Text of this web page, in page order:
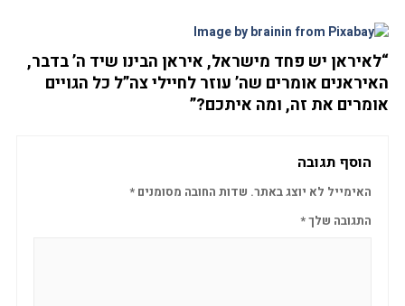
“לאיראן יש פחד מישראל, איראן הבינו שיד ה’ בדבר,
האיראנים אומרים שה’ עוזר לחיילי צה”ל כל הגויים
אומרים את זה, ומה איתכם?”
הוסף תגובה
האימייל לא יוצג באתר. שדות החובה מסומנים *
התגובה שלך*